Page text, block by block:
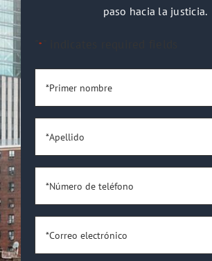
paso hacia la justicia.
"*
nombre
electrónico